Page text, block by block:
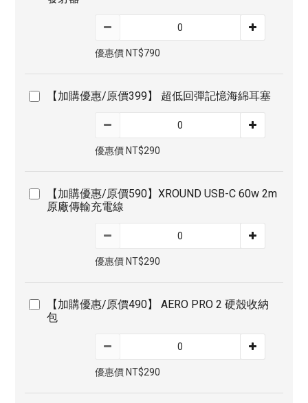
優惠價 NT$790
【加購優惠/原價399】 超低回彈記憶海綿耳塞
優惠價 NT$290
【加購優惠/原價590】XROUND USB-C 60w 2m
原廠傳輸充電線
優惠價 NT$290
【加購優惠/原價490】 AERO PRO 2 硬殼收納
包
優惠價 NT$290